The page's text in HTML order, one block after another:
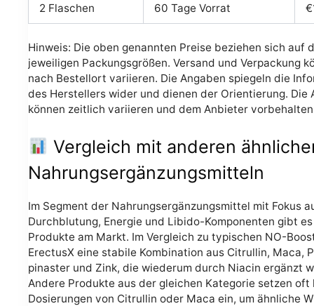
2 Flaschen 60 Tage Vorrat
Hinweis: Die oben genannten Preise beziehen sich auf
jeweiligen Packungsgrößen. Versand und Verpackung
nach Bestellort variieren. Die Angaben spiegeln die
des Herstellers wider und dienen der Orientierung. Die
können zeitlich variieren und dem Anbieter
Vergleich mit anderen
Nahrungsergänzungsmitteln
Im Segment der Nahrungsergänzungsmittel mit Fokus
Durchblutung, Energie und Libido-Komponenten gibt
Produkte am Markt. Im Vergleich zu typischen NO-
ErectusX eine stabile Kombination aus Citrullin, Maca,
pinaster und Zink, die wiederum durch Niacin ergänzt
Andere Produkte aus der gleichen Kategorie setzen oft
Dosierungen von Citrullin oder Maca ein, um ähnliche